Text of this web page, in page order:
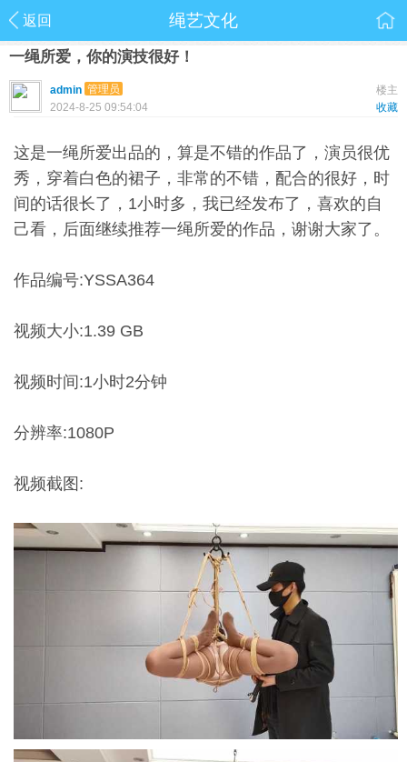
返回 绳艺文化
一绳所爱，你的演技很好！
楼主
admin 管理员
收藏
2024-8-25 09:54:04
这是一绳所爱出品的，算是不错的作品了，演员很优
秀，穿着白色的裙子，非常的不错，配合的很好，时
间的话很长了，1小时多，我已经发布了，喜欢的自
己看，后面继续推荐一绳所爱的作品，谢谢大家了。
作品编号:YSSA364
视频大小:1.39 GB
视频时间:1小时2分钟
分辨率:1080P
视频截图: